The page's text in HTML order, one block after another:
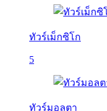
ทัวร์เม็กซิโก
5
ทัวร์มอลตา